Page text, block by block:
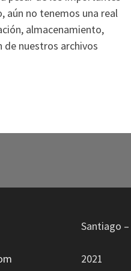
aún no tenemos una real
almacenamiento,
nuestros archivos
Santiago –
2021